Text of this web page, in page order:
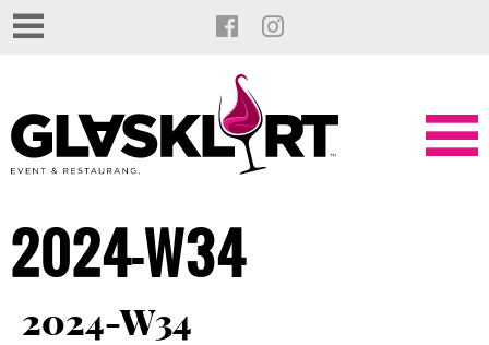
2024-W34
2024-W34